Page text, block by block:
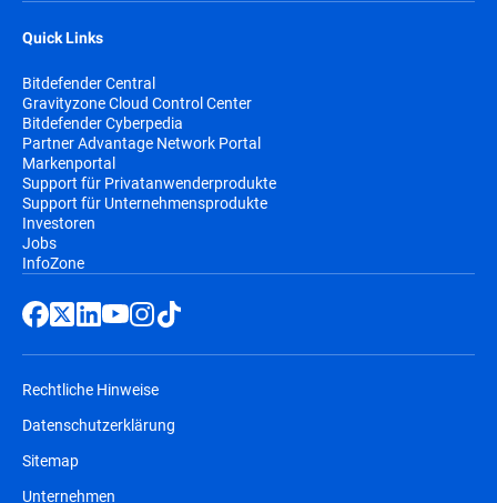
Quick Links
Bitdefender Central
Gravityzone Cloud Control Center
Bitdefender Cyberpedia
Partner Advantage Network Portal
Markenportal
Support für Privatanwenderprodukte
Support für Unternehmensprodukte
Investoren
Jobs
InfoZone
Rechtliche Hinweise
Datenschutzerklärung
Sitemap
Unternehmen